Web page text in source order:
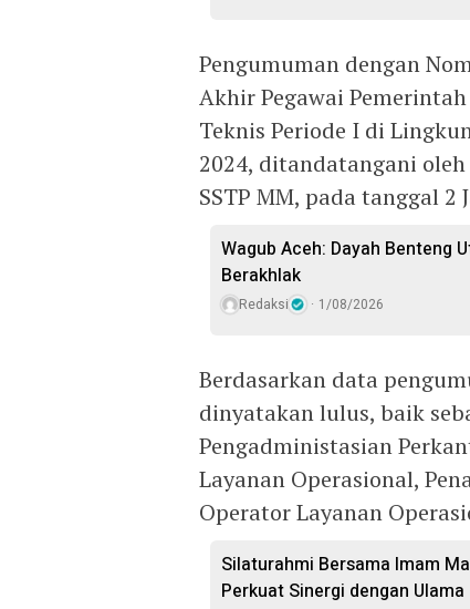
Pengumuman dengan
Akhir Pegawai
Teknis Periode I di
2024, ditandatangani
SSTP MM, pada tanggal 2
Wagub Aceh: Dayah Benteng
Berakhlak
Redaksi 1/08/2026
Berdasarkan data
dinyatakan lulus, baik
Pengadministasian
Layanan Operasional,
Operator Layanan
Silaturahmi Bersama Imam
Perkuat Sinergi dengan Ulama